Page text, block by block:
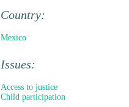
Country:
Mexico
Issues:
Access to justice
Child participation